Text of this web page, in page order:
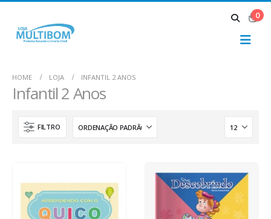
0
HOME LOJA INFANTIL 2 ANOS
Infantil 2 Anos
FILTRO